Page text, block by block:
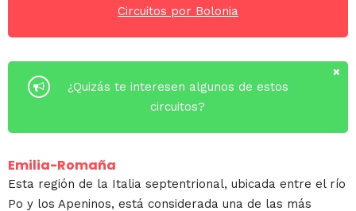
Circuitos por Bolonia
¿Quizás te interesen algunos de estos
circuitos?
Emilia-Romaña
Esta región de la Italia septentrional, ubicada entre el río
Po y los Apeninos, está considerada una de las más